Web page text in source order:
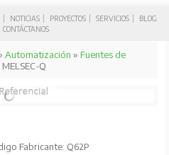
NOTICIAS PROYECTOS SERVICIOS
BLOG
CONTÁCTANOS
Automatización » Fuentes de
Q
Fabricante: Q62P